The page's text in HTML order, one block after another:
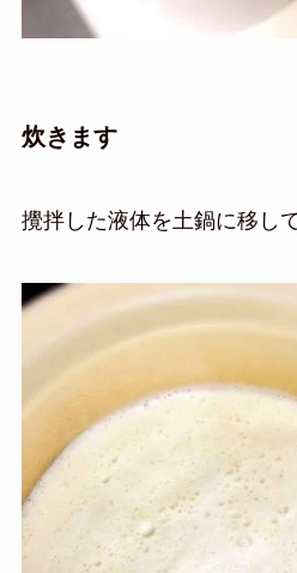
炊きます
攪拌した液体を土鍋に移し